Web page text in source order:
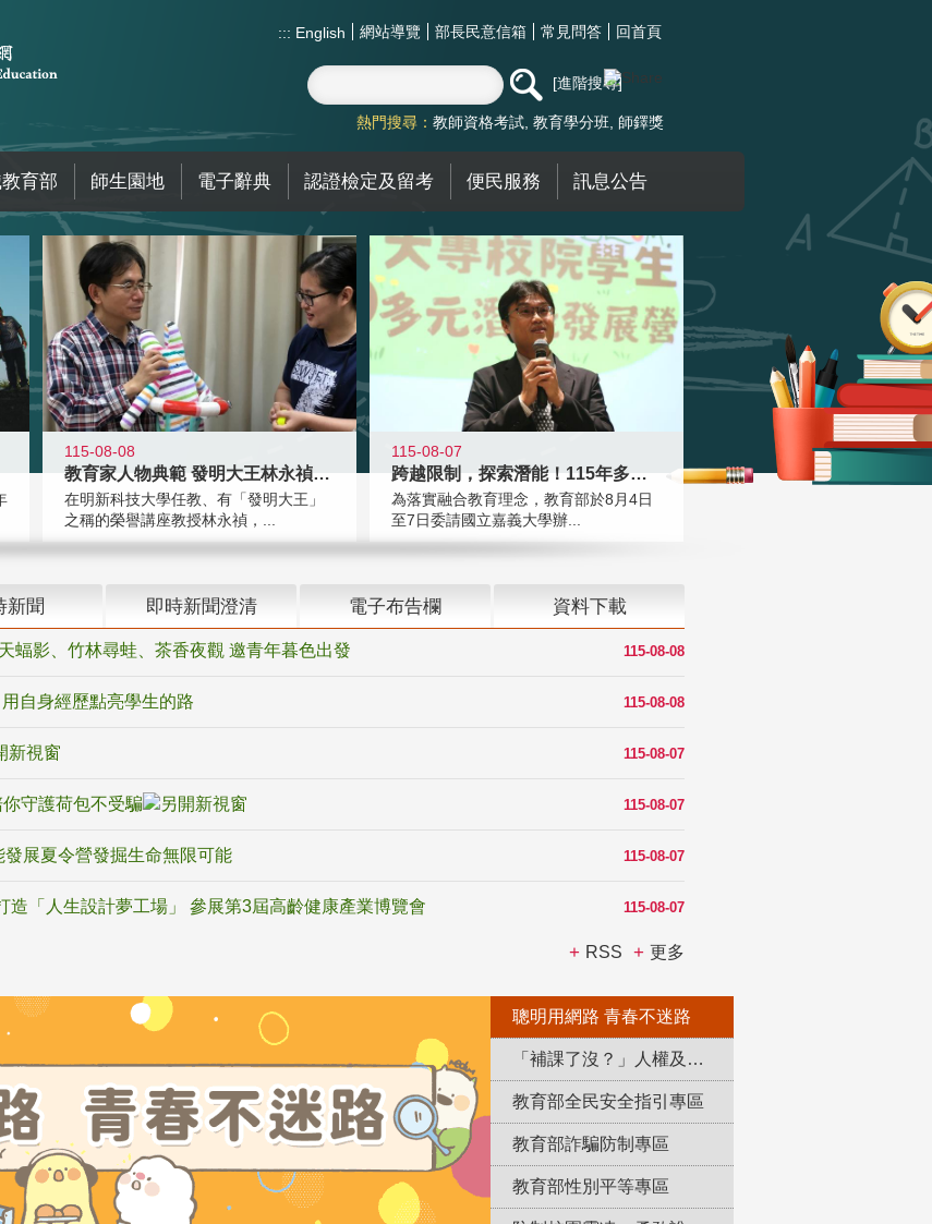
::: English 網站導覽 部長民意信箱 常見問答 回首頁
進階搜尋
熱門搜尋： 教師資格考試 教育學分班 師鐸獎
育部 師生園地 電子辭典 認證檢定及留考 便民服務 訊息公告
115-08-08
教育家人物典範 發明大王林永禎教授
在明新科技大學任教、有「發明大王」
之稱的榮譽講座教授林永禎，...
115-08-07
跨越限制，探索潛能！115年多元潛
為落實融合教育理念，教育部於8月4日
至7日委請國立嘉義大學辦...
新聞 即時新聞澄清 電子布告欄 資料下載
115-08-08
蝠影、竹林尋蛙、茶香夜觀 邀青年暮色出發
115-08-08
自身經歷點亮學生的路
115-08-07
115-08-07
守護荷包不受騙
115-08-07
展夏令營發掘生命無限可能
115-08-07
造「人生設計夢工場」 參展第3屆高齡健康產業博覽會
RSS 更多
聰明用網路 青春不迷路
「補課了沒？」人權及轉型正義教育專區
教育部全民安全指引專區
教育部詐騙防制專區
教育部性別平等專區